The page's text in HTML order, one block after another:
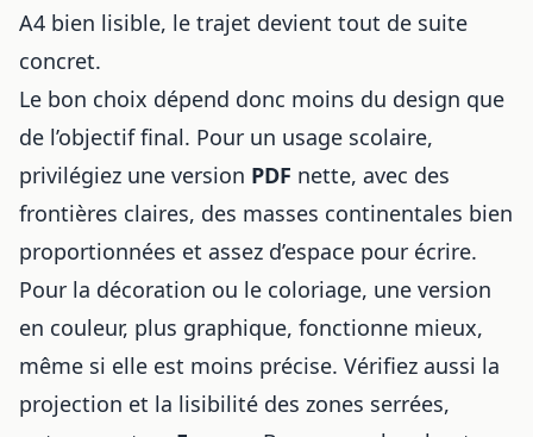
A4 bien lisible, le trajet devient tout de suite
concret.
Le bon choix dépend donc moins du design que
de l’objectif final. Pour un usage scolaire,
privilégiez une version PDF nette, avec des
frontières claires, des masses continentales bien
proportionnées et assez d’espace pour écrire.
Pour la décoration ou le coloriage, une version
en couleur, plus graphique, fonctionne mieux,
même si elle est moins précise. Vérifiez aussi la
projection et la lisibilité des zones serrées,